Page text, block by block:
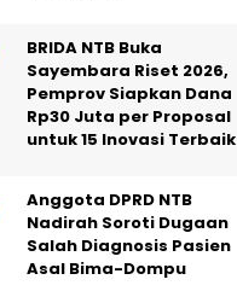
BRIDA NTB Buka
Sayembara Riset 2026,
Pemprov Siapkan Dana
Rp30 Juta per Proposal
untuk 15 Inovasi Terbaik
Anggota DPRD NTB
Nadirah Soroti Dugaan
Salah Diagnosis Pasien
Asal Bima-Dompu